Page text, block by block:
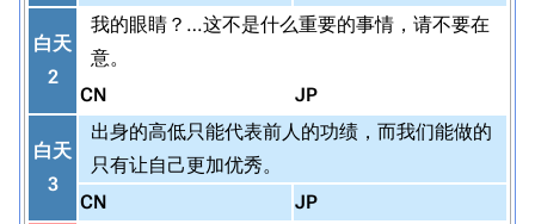
白天
2
我的眼睛？…这不是什么重要的事情，请不要在
意。
CN
JP
白天
3
出身的高低只能代表前人的功绩，而我们能做的
只有让自己更加优秀。
CN
JP